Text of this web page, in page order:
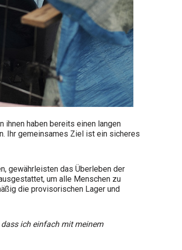
ihnen haben bereits einen langen
Ihr gemeinsames Ziel ist ein sicheres
gewährleisten das Überleben der
um alle Menschen zu
die provisorischen Lager und
dass ich einfach mit meinem